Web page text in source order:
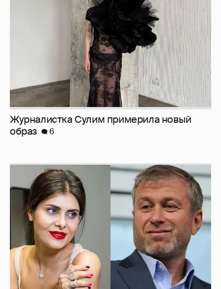
Журналистка Сулим примерила новый
образ
6